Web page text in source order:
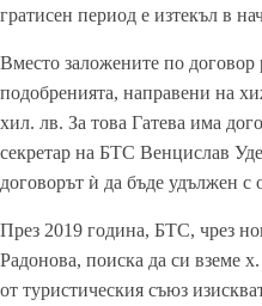
гратисен период е изтекъл в
Вместо заложените по договор
подобренията, направени на
хил. лв. За това Гатева има
секретар на БТС Венцислав
договорът ѝ да бъде удължен с
През 2019 година, БТС, чрез
Радонова, поиска да си вземе
от туристическия съюз